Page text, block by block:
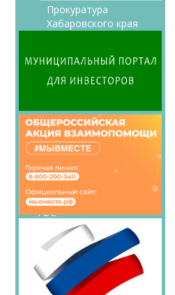
Прокуратура
Хабаровского края
Конкурсы Совета
Семинары Совета
Вопрос-ответ
ОКМО
Информационный
бюллетень МСУ
НАСЕЛЕНИЕ И МСУ
ТОС
Лучшие практики ТОС